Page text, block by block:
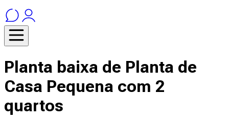
Planta baixa de Planta de
Casa Pequena com 2
quartos